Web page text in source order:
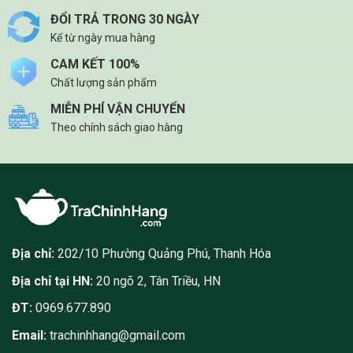
ĐỔI TRẢ TRONG 30 NGÀY
Kể từ ngày mua hàng
CAM KẾT 100%
Chất lượng sản phẩm
MIỄN PHÍ VẬN CHUYỂN
Theo chính sách giao hàng
Địa chỉ: 202/10 Phường Quảng Phú, Thanh Hóa
Địa chỉ tại HN: 20 ngõ 2, Tân Triều, HN
ĐT: 0969.677.890
Email: trachinhhang@gmail.com